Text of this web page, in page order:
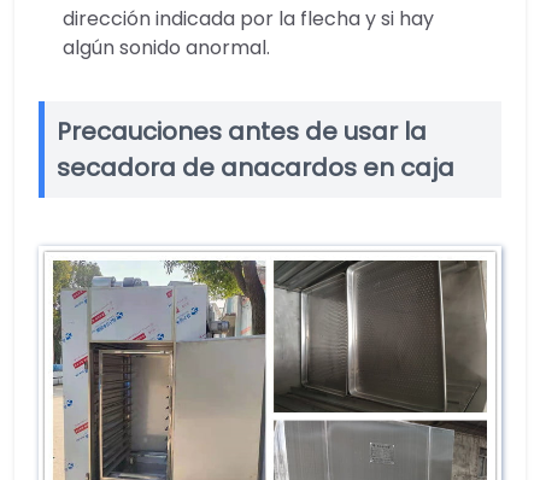
dirección indicada por la flecha y si hay
algún sonido anormal.
Precauciones antes de usar la
secadora de anacardos en caja